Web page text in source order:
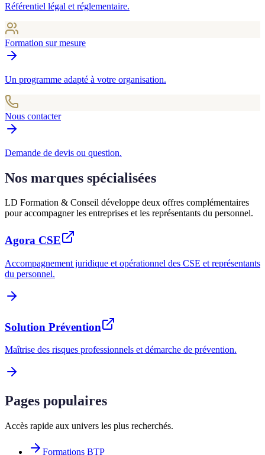
Référentiel légal et réglementaire.
Formation sur mesure
Un programme adapté à votre organisation.
Nous contacter
Demande de devis ou question.
Nos marques spécialisées
LD Formation & Conseil développe deux offres complémentaires
pour accompagner les entreprises et les représentants du personnel.
Agora CSE
Accompagnement juridique et opérationnel des CSE et représentants
du personnel.
Solution Prévention
Maîtrise des risques professionnels et démarche de prévention.
Pages populaires
Accès rapide aux univers les plus recherchés.
Formations BTP